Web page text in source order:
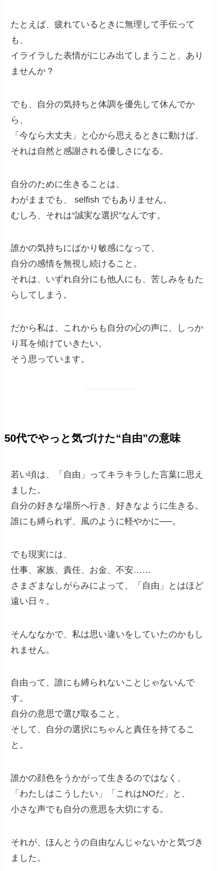
たとえば、疲れているときに無理して手伝って
も、
イライラした表情がにじみ出てしまうこと、あり
ませんか？
でも、自分の気持ちと体調を優先して休んでか
ら、
「今なら大丈夫」と心から思えるときに動けば、
それは自然と感謝される優しさになる。
自分のために生きることは、
わがままでも、 selfish でもありません。
むしろ、それは“誠実な選択”なんです。
誰かの気持ちにばかり敏感になって、
自分の感情を無視し続けること。
それは、いずれ自分にも他人にも、苦しみをもた
らしてしまう。
だから私は、これからも自分の心の声に、しっか
り耳を傾けていきたい。
そう思っています。
50代でやっと気づけた“自由”の意味
若い頃は、「自由」ってキラキラした言葉に思え
ました。
自分の好きな場所へ行き、好きなように生きる。
誰にも縛られず、風のように軽やかに──。
でも現実には、
仕事、家族、責任、お金、不安……
さまざまなしがらみによって、「自由」とはほど
遠い日々。
そんななかで、私は思い違いをしていたのかもし
れません。
自由って、誰にも縛られないことじゃないんで
す。
自分の意思で選び取ること。
そして、自分の選択にちゃんと責任を持てるこ
と。
誰かの顔色をうかがって生きるのではなく、
「わたしはこうしたい」「これはNOだ」と、
小さな声でも自分の意思を大切にする。
それが、ほんとうの自由なんじゃないかと気づき
ました。